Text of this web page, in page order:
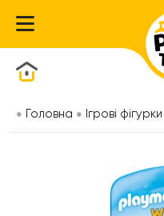
Головна Ігрові фігурки
Каталог товарів